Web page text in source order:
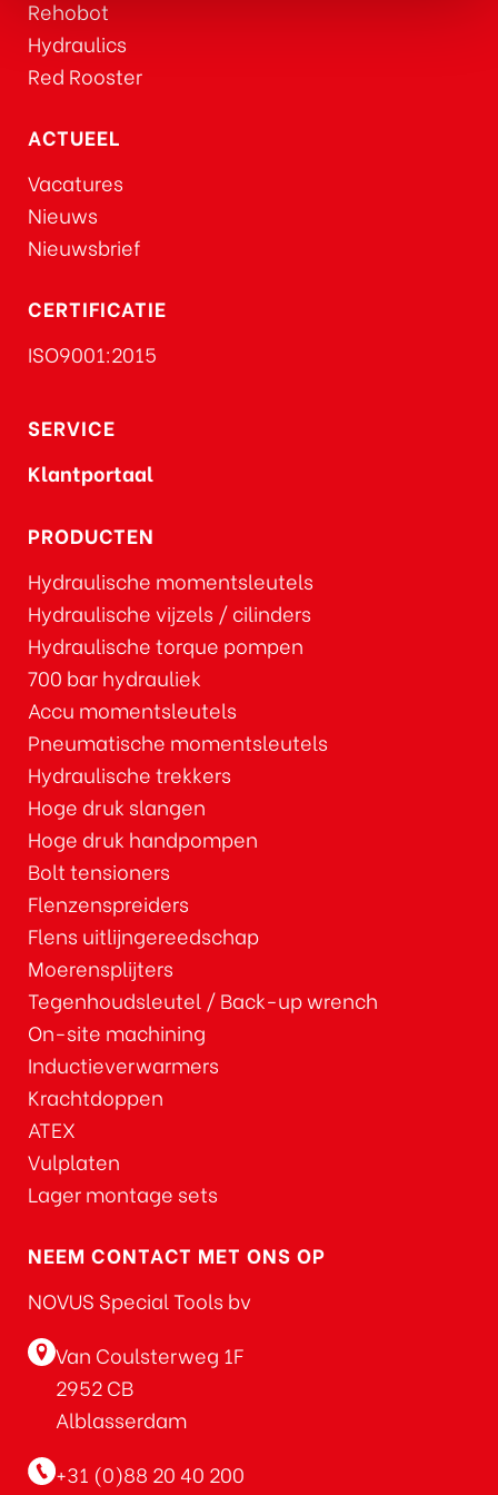
Rehobot
Hydraulics
Red Rooster
ACTUEEL
Vacatures
Nieuws
Nieuwsbrief
CERTIFICATIE
ISO9001:2015
SERVICE
Klantportaal
PRODUCTEN
Hydraulische momentsleutels
Hydraulische vijzels / cilinders
Hydraulische torque pompen
700 bar hydrauliek
Accu momentsleutels
Pneumatische momentsleutels
Hydraulische trekkers
Hoge druk slangen
Hoge druk handpompen
Bolt tensioners
Flenzenspreiders
Flens uitlijngereedschap
Moerensplijters
Tegenhoudsleutel / Back-up wrench
On-site machining
Inductieverwarmers
Krachtdoppen
ATEX
Vulplaten
Lager montage sets
NEEM CONTACT MET ONS OP
NOVUS Special Tools bv
Van Coulsterweg 1F
2952 CB
Alblasserdam
+31 (0)88 20 40 200